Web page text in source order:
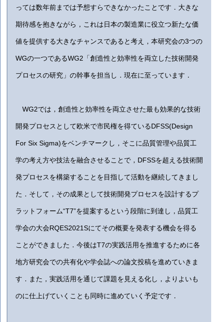
っては数年前までは予想すらできなかったことです．大きな
期待感を抱きながら，これは日本の製造業に役立つ新たな価
値を提供する大きなチャンスであると考え，本研究会の3つの
WGの一つであるWG2「創造性と効率性を両立した技術開発
プロセスの研究」の幹事を担当し．現在に至っています．
WG2では，創造性と効率性を両立させた最も効果的な技術
開発プロセスとして欧米で市民権を得ているDFSS(Design
For Six Sigma)をベンチマークし，そこに品質管理や品質工
学の考え方や技法を融合させることで，DFSSを超える技術開
発プロセスを構築することを目指して活動を継続してきまし
た．そして，その成果として技術開発プロセスを設計するプ
ラットフォーム“T7”を提案するという段階に到達し，品質工
学会の大会RQES2021Sにてその概要を発表する機会を得る
ことができました．今後はT7の実践活用を推進するために各
地方研究会での共有化や学会誌への論文投稿を進めていきま
す．また，実践活用を通じて課題を見える化し，よりよいも
のに仕上げていくことも同時に進めていく予定です．